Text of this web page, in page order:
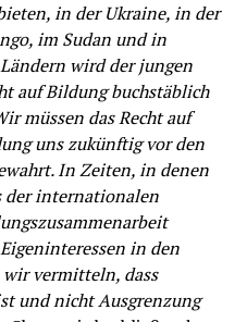
in der Ukraine, in der
im Sudan und in
wird der jungen
auf Bildung buchstäblich
müssen das Recht auf
uns zukünftig vor den
In Zeiten, in denen
der internationalen
in den
wir vermitteln, dass
und nicht Ausgrenzung